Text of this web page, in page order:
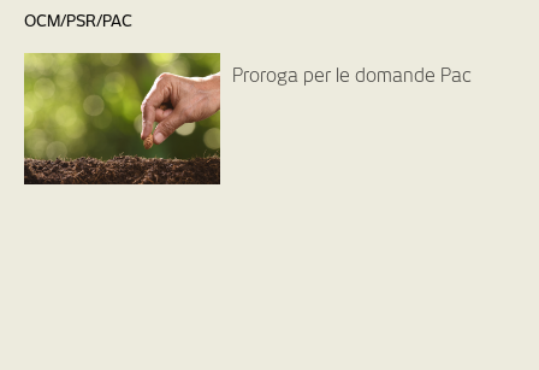
OCM/PSR/PAC
Proroga per le domande Pac